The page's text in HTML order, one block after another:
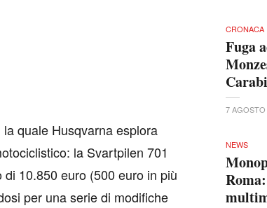
quale Husqvarna esplora
la Svartpilen 701
10.850 euro (500 euro in più
per una serie di modifiche
CRONACA
Fuga
7 AGOSTO
NEWS